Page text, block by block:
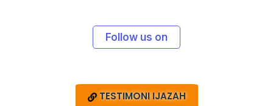
Follow us on
TESTIMONI IJAZAH